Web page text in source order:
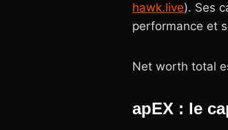
hawk.live). Ses
performance et
Net worth total
apEX : le